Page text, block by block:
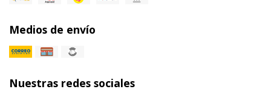
Medios de envío
Nuestras redes sociales